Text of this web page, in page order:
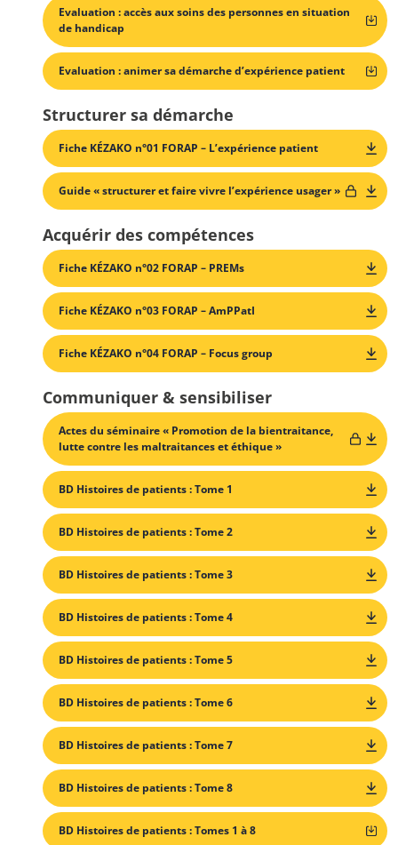
Evaluation : accès aux soins des personnes en situation
de handicap
Evaluation : animer sa démarche d’expérience patient
Structurer sa démarche
Fiche KÉZAKO n°01 FORAP – L’expérience patient
Guide « structurer et faire vivre l’expérience usager »
Acquérir des compétences
Fiche KÉZAKO n°02 FORAP – PREMs
Fiche KÉZAKO n°03 FORAP – AmPPatI
Fiche KÉZAKO n°04 FORAP – Focus group
Communiquer & sensibiliser
Actes du séminaire « Promotion de la bientraitance,
lutte contre les maltraitances et éthique »
BD Histoires de patients : Tome 1
BD Histoires de patients : Tome 2
BD Histoires de patients : Tome 3
BD Histoires de patients : Tome 4
BD Histoires de patients : Tome 5
BD Histoires de patients : Tome 6
BD Histoires de patients : Tome 7
BD Histoires de patients : Tome 8
BD Histoires de patients : Tomes 1 à 8